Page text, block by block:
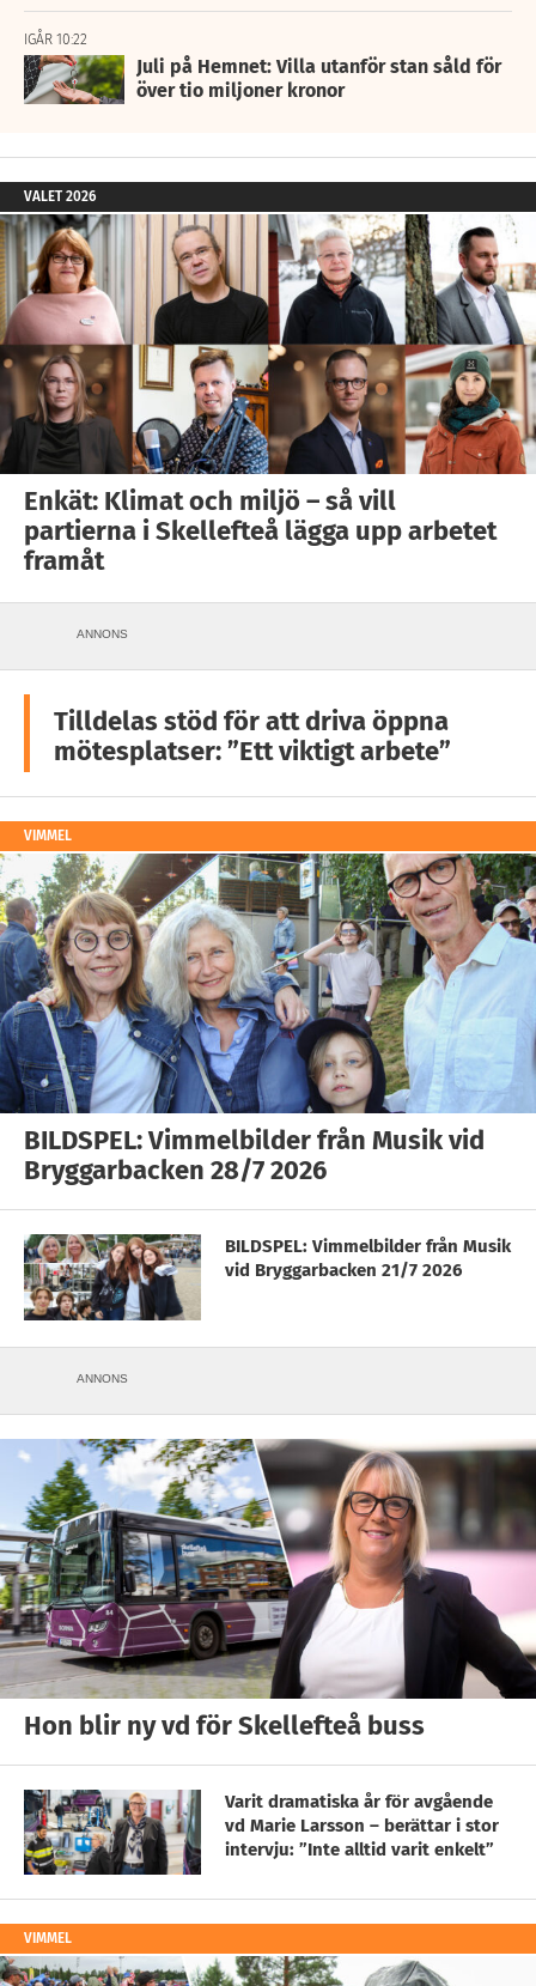
IGÅR 10:22
Juli på Hemnet: Villa utanför stan såld för
över tio miljoner kronor
VALET 2026
Enkät: Klimat och miljö – så vill
partierna i Skellefteå lägga upp arbetet
framåt
ANNONS
Tilldelas stöd för att driva öppna
mötesplatser: ”Ett viktigt arbete”
VIMMEL
BILDSPEL: Vimmelbilder från Musik vid
Bryggarbacken 28/7 2026
BILDSPEL: Vimmelbilder från Musik
vid Bryggarbacken 21/7 2026
ANNONS
Hon blir ny vd för Skellefteå buss
Varit dramatiska år för avgående
vd Marie Larsson – berättar i stor
intervju: ”Inte alltid varit enkelt”
VIMMEL